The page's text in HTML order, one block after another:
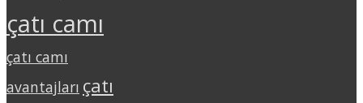
çatı camı
çatı camı
avantajları çatı